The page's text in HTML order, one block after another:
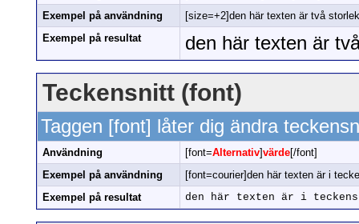
Exempel på användning
[size=+2]den här texten är två
Exempel på resultat
den här texten är
Teckensnitt (font)
Taggen [font] låter dig ändra
Användning [font=Alternativ]värde[/font]
Exempel på användning
[font=courier]den här texten är i
Exempel på resultat
den här texten är i